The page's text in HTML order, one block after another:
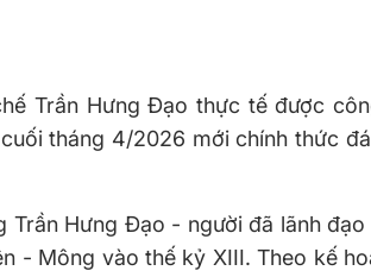
Trần Hưng Đạo thực tế được
tháng 4/2026 mới chính thức
Trần Hưng Đạo - người đã lãnh
- Mông vào thế kỷ XIII. Theo kế